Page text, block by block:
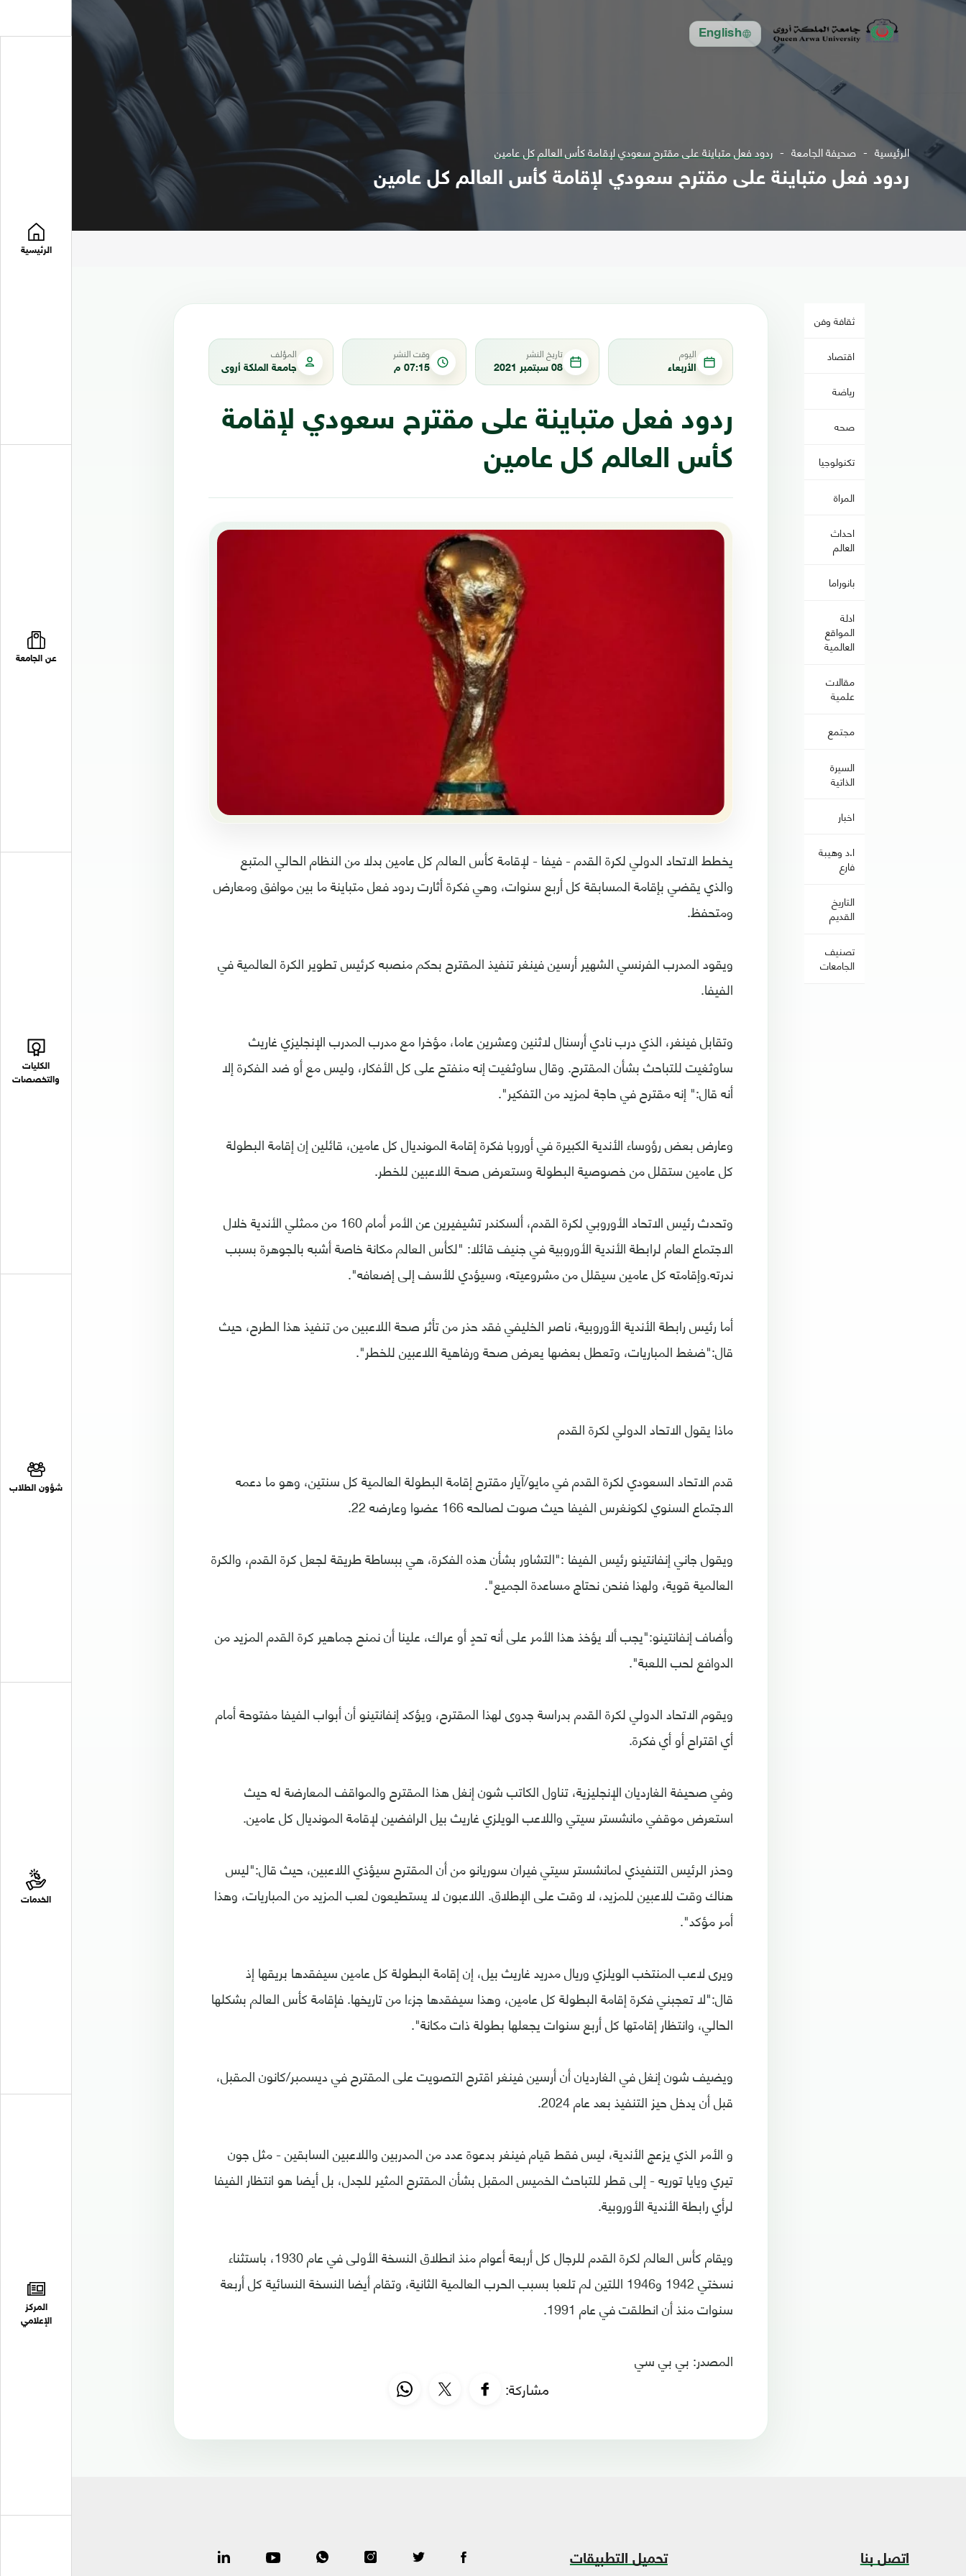
English
الرئيسية
عن الجامعة
الكليات
والتخصصات
شؤون الطلاب
الخدمات
المركز
الإعلامي
الرئيسية صحيفة الجامعة ردود فعل متباينة على مقترح سعودي لإقامة كأس العالم كل عامين
ردود فعل متباينة على مقترح سعودي لإقامة كأس العالم كل عامين
ثقافة وفن
اقتصاد
رياضة
صحه
تكنولوجيا
المراة
احداث
العالم
بانوراما
ادلة
المواقع
العالمية
مقالات
علمية
مجتمع
السيرة
الذاتية
اخبار
ا.د وهيبة
فارع
التاريخ
القديم
تصنيف
الجامعات
اليوم
الأربعاء
تاريخ النشر
08 سبتمبر 2021
وقت النشر
07:15 م
المؤلف
جامعة الملكة أروى
ردود فعل متباينة على مقترح سعودي لإقامة
كأس العالم كل عامين
يخطط الاتحاد الدولي لكرة القدم - فيفا - لإقامة كأس العالم كل عامين بدلا من النظام الحالي المتبع
والذي يقضي بإقامة المسابقة كل أربع سنوات، وهي فكرة أثارت ردود فعل متباينة ما بين موافق ومعارض
ومتحفظ.
ويقود المدرب الفرنسي الشهير أرسين فينغر تنفيذ المقترح بحكم منصبه كرئيس تطوير الكرة العالمية في
الفيفا.
وتقابل فينغر، الذي درب نادي أرسنال لاثنين وعشرين عاما، مؤخرا مع مدرب المدرب الإنجليزي غاريث
ساوثغيت للتباحث بشأن المقترح. وقال ساوثغيت إنه منفتح على كل الأفكار، وليس مع أو ضد الفكرة إلا
أنه قال:" إنه مقترح في حاجة لمزيد من التفكير".
وعارض بعض رؤوساء الأندية الكبيرة في أوروبا فكرة إقامة المونديال كل عامين، قائلين إن إقامة البطولة
كل عامين ستقلل من خصوصية البطولة وستعرض صحة اللاعبين للخطر.
وتحدث رئيس الاتحاد الأوروبي لكرة القدم، ألسكندر تشيفيرين عن الأمر أمام 160 من ممثلي الأندية خلال
الاجتماع العام لرابطة الأندية الأوروبية في جنيف قائلا: "لكأس العالم مكانة خاصة أشبه بالجوهرة بسبب
ندرته.وإقامته كل عامين سيقلل من مشروعيته، وسيؤدي للأسف إلى إضعافه".
أما رئيس رابطة الأندية الأوروبية، ناصر الخليفي فقد حذر من تأثر صحة اللاعبين من تنفيذ هذا الطرح، حيث
قال:"ضغط المباريات، وتعطل بعضها يعرض صحة ورفاهية اللاعبين للخطر".
ماذا يقول الاتحاد الدولي لكرة القدم
قدم الاتحاد السعودي لكرة القدم في مايو/آيار مقترح إقامة البطولة العالمية كل سنتين، وهو ما دعمه
الاجتماع السنوي لكونغرس الفيفا حيث صوت لصالحه 166 عضوا وعارضه 22.
ويقول جاني إنفانتينو رئيس الفيفا :"التشاور بشأن هذه الفكرة، هي ببساطة طريقة لجعل كرة القدم، والكرة
العالمية قوية، ولهذا فنحن نحتاج مساعدة الجميع".
وأضاف إنفانتينو:"يجب ألا يؤخذ هذا الأمر على أنه تحدٍ أو عراك، علينا أن نمنح جماهير كرة القدم المزيد من
الدوافع لحب اللعبة".
ويقوم الاتحاد الدولي لكرة القدم بدراسة جدوى لهذا المقترح، ويؤكد إنفانتينو أن أبواب الفيفا مفتوحة أمام
أي اقتراح أو أي فكرة.
وفي صحيفة الغارديان الإنجليزية، تناول الكاتب شون إنغل هذا المقترح والمواقف المعارضة له حيث
استعرض موقفي مانشستر سيتي واللاعب الويلزي غاريث بيل الرافضين لإقامة المونديال كل عامين.
وحذر الرئيس التنفيذي لمانشستر سيتي فيران سوريانو من أن المقترح سيؤذي اللاعبين، حيث قال:"ليس
هناك وقت للاعبين للمزيد، لا وقت على الإطلاق. اللاعبون لا يستطيعون لعب المزيد من المباريات، وهذا
أمر مؤكد".
ويرى لاعب المنتخب الويلزي وريال مدريد غاريث بيل، إن إقامة البطولة كل عامين سيفقدها بريقها إذ
قال:"لا تعجبني فكرة إقامة البطولة كل عامين، وهذا سيفقدها جزءا من تاريخها. فإقامة كأس العالم بشكلها
الحالي، وانتظار إقامتها كل أربع سنوات يجعلها بطولة ذات مكانة".
ويضيف شون إنغل في الغارديان أن أرسين فينغر اقترح التصويت على المقترح في ديسمبر/كانون المقبل،
قبل أن يدخل حيز التنفيذ بعد عام 2024.
و الأمر الذي يزعج الأندية، ليس فقط قيام فينغر بدعوة عدد من المدربين واللاعبين السابقين - مثل جون
تيري ويايا توريه - إلى قطر للتباحث الخميس المقبل بشأن المقترح المثير للجدل، بل أيضا هو انتظار الفيفا
لرأي رابطة الأندية الأوروبية.
ويقام كأس العالم لكرة القدم للرجال كل أربعة أعوام منذ انطلاق النسخة الأولى في عام 1930، باستثناء
نسختي 1942 و1946 اللتين لم تلعبا بسبب الحرب العالمية الثانية، وتقام أيضا النسخة النسائية كل أربعة
سنوات منذ أن انطلقت في عام 1991.
المصدر: بي بي سي
مشاركة:
اتصل بنا تحميل التطبيقات